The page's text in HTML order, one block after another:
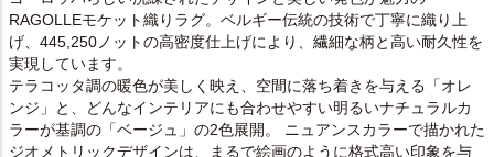
RAGOLLEモケット織りラグ。ベルギー伝統の技術で丁寧に織り上
げ、445,250ノットの高密度仕上げにより、繊細な柄と高い耐久性を
実現しています。
テラコッタ調の暖色が美しく映え、空間に落ち着きを与える「オレ
ンジ」と、どんなインテリアにも合わせやすい明るいナチュラルカ
ラーが基調の「ベージュ」の2色展開。 ニュアンスカラーで描かれた
ジオメトリックデザインは、まるで絵画のように格式高い印象を与